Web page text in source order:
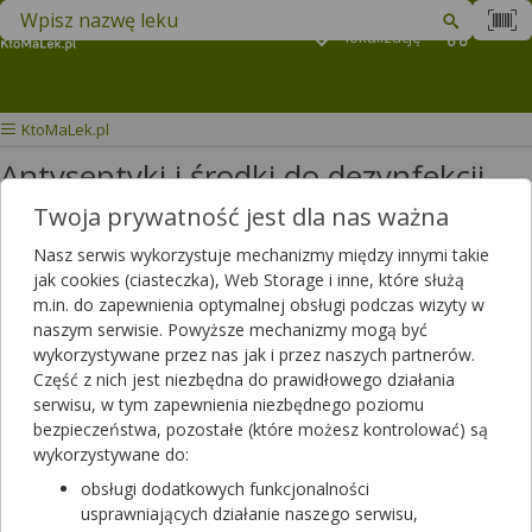
lokalizację
Znajdź lek w swojej okolicy
KtoMaLek.pl
Antyseptyki i środki do dezynfekcji
Wybierz grupę produktów
W tej kategorii znajdziesz produkty odkażające oraz stosowane do
dezynfekcji i oczyszczania skóry.
Filtrowanie
Filtrowanie
Wyniki wyszukiwania
Twoja prywatność jest dla nas ważna
Nasz serwis wykorzystuje mechanizmy między innymi takie
jak cookies (ciasteczka), Web Storage i inne, które służą
m.in. do zapewnienia optymalnej obsługi podczas wizyty w
naszym serwisie. Powyższe mechanizmy mogą być
wykorzystywane przez nas jak i przez naszych partnerów.
Część z nich jest niezbędna do prawidłowego działania
serwisu, w tym zapewnienia niezbędnego poziomu
bezpieczeństwa, pozostałe (które możesz kontrolować) są
wykorzystywane do:
obsługi dodatkowych funkcjonalności
usprawniających działanie naszego serwisu,